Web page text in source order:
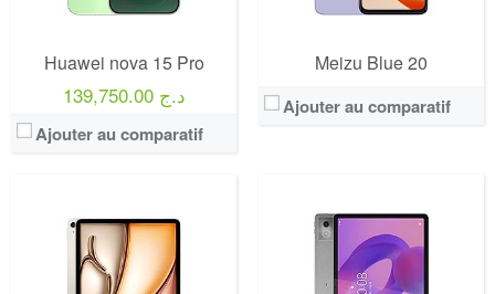
Huawei nova 15 Pro
139,750.00 د.ج
Ajouter au comparatif
Meizu Blue 20
Ajouter au comparatif